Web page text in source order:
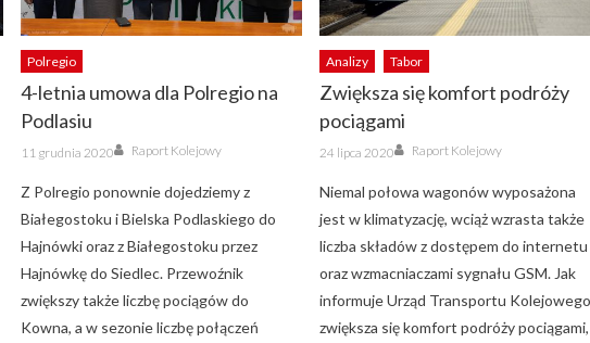
Polregio
4-letnia umowa dla Polregio na
Podlasiu
Posted
on
11 grudnia 2020 Author
Raport Kolejowy
Z Polregio ponownie dojedziemy z
Białegostoku i Bielska Podlaskiego do
Hajnówki oraz z Białegostoku przez
Hajnówkę do Siedlec. Przewoźnik
zwiększy także liczbę pociągów do
Kowna, a w sezonie liczbę połączeń
Analizy Tabor
Zwiększa się komfort podróży
pociągami
Posted
on
24 lipca 2020 Author
Raport Kolejowy
Niemal połowa wagonów wyposażona
jest w klimatyzację, wciąż wzrasta także
liczba składów z dostępem do internetu
oraz wzmacniaczami sygnału GSM. Jak
informuje Urząd Transportu
zwiększa się komfort podróży pociągami,